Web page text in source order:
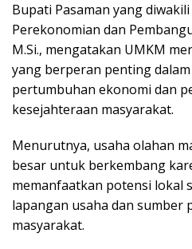
Bupati Pasaman yang
Perekonomian dan
M.Si., mengatakan UMKM
yang berperan penting
pertumbuhan ekonomi dan
kesejahteraan masyarakat.
Menurutnya, usaha olahan
besar untuk berkembang
memanfaatkan potensi lokal
lapangan usaha dan sumber
masyarakat.